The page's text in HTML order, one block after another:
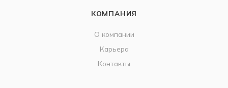
КОМПАНИЯ
О компании
Карьера
Контакты